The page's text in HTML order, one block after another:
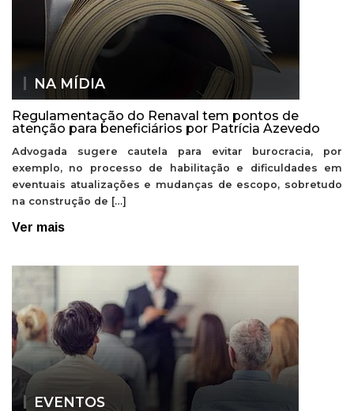
NA MÍDIA
Regulamentação do Renaval tem pontos de
atenção para beneficiários por Patrícia Azevedo
Advogada sugere cautela para evitar burocracia, por
exemplo, no processo de habilitação e dificuldades em
eventuais atualizações e mudanças de escopo, sobretudo
na construção de […]
Ver mais
EVENTOS